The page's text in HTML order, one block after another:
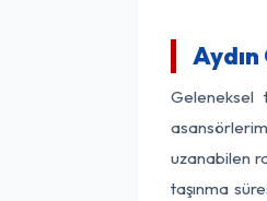
Geleneksel
uzanabilen
taşınma